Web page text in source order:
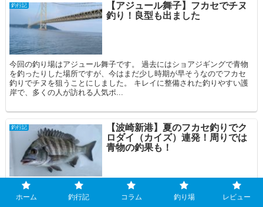
釣行記
【アジュール舞子】フカセでチヌ
釣り！良型も出ました
今回の釣り場はアジュール舞子です。 過去にはショアジギングで青物
を釣ったりした場所ですが、今はまだ少し時期が早そうなのでフカセ
釣りでチヌを狙うことにしました。 キレイに整備された釣りやすい護
岸で、多くの人が訪れる人気ポ...
釣行記
【波崎新港】夏のフカセ釣りでク
ロダイ（カイズ）連発！周りでは
青物の釣果も！
本日は茨城県の波崎新港にやってきました。 今回はフカセ釣りでクロ
ダイを狙いたいと思います。 ここは千葉県との県境に位置しており、
ホーム 釣行記 コラム 釣り場 レビュー